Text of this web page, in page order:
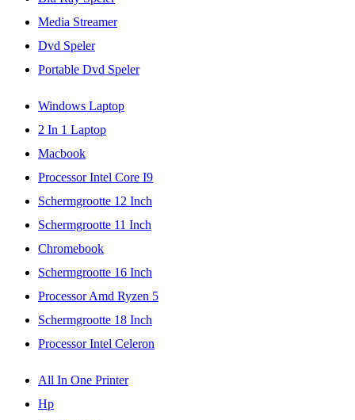
Media Streamer
Dvd Speler
Portable Dvd Speler
Windows Laptop
2 In 1 Laptop
Macbook
Processor Intel Core I9
Schermgrootte 12 Inch
Schermgrootte 11 Inch
Chromebook
Schermgrootte 16 Inch
Processor Amd Ryzen 5
Schermgrootte 18 Inch
Processor Intel Celeron
All In One Printer
Hp